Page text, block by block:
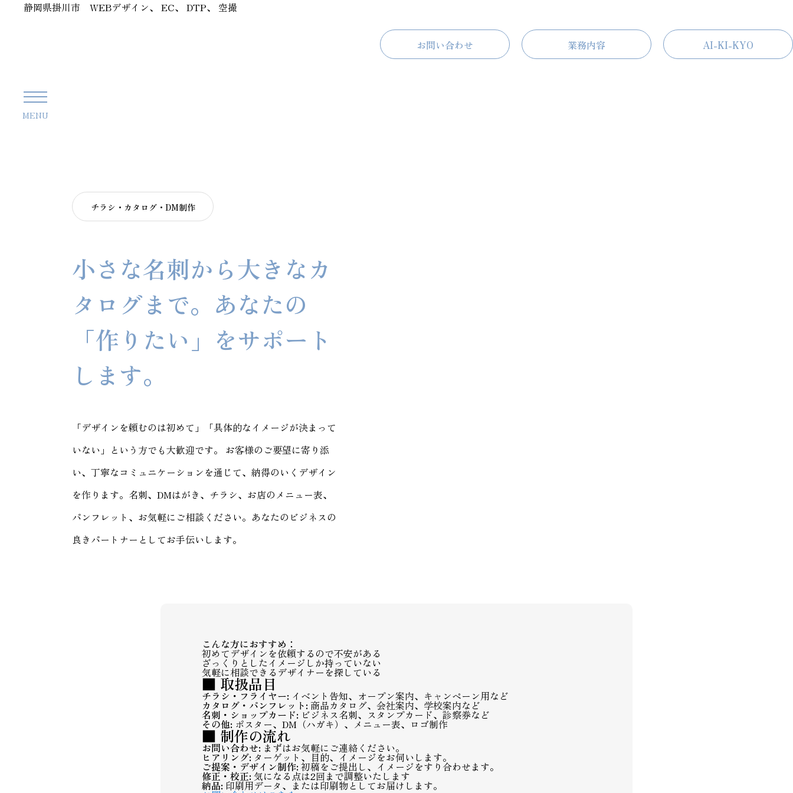
静岡県掛川市 WEBデザイン、 EC、 DTP、 空撮
お問い合わせ 業務内容 AI-KI-KYO
MENU
チラシ・カタログ・DM制作
小さな名刺から大きなカ
タログまで。あなたの
「作りたい」をサポート
します。
「デザインを頼むのは初めて」「具体的なイメージが決まって
いない」という方でも大歓迎です。 お客様のご要望に寄り添
い、丁寧なコミュニケーションを通じて、納得のいくデザイン
を作ります。名刺、DMはがき、チラシ、お店のメニュー表、
パンフレット、お気軽にご相談ください。あなたのビジネスの
良きパートナーとしてお手伝いします。
こんな方におすすめ：
初めてデザインを依頼するので不安がある
ざっくりとしたイメージしか持っていない
気軽に相談できるデザイナーを探している
■ 取扱品目
チラシ・フライヤー: イベント告知、オープン案内、キャンペーン用など
カタログ・パンフレット: 商品カタログ、会社案内、学校案内など
名刺・ショップカード:ビジネス名刺、スタンプカード、診察券など
その他: ポスター、DM（ハガキ）、メニュー表、ロゴ制作
■ 制作の流れ
お問い合わせ: まずはお気軽にご連絡ください。
ヒアリング: ターゲット、目的、イメージをお伺いします。
ご提案・デザイン制作:初稿をご提出し、イメージをすり合わせます。
修正・校正:気になる点は2回まで調整いたします
納品: 印刷用データ、または印刷物としてお届けします。